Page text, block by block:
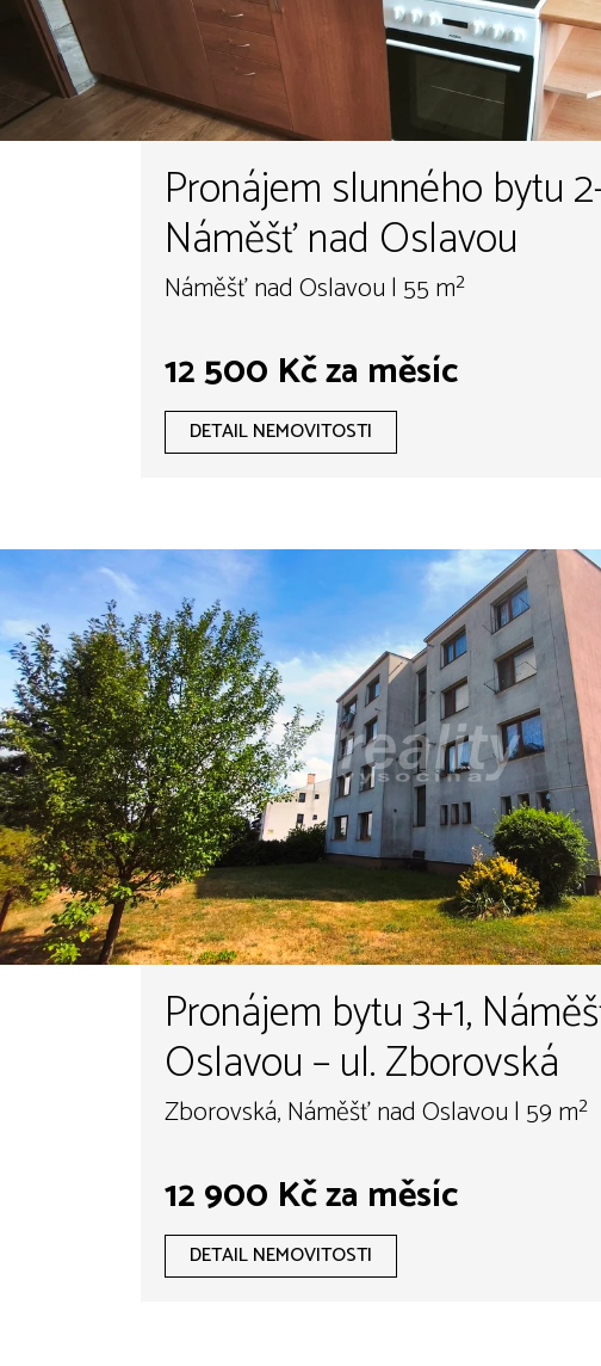
Pronájem slunného bytu
Náměšť nad Oslavou
Náměšť nad Oslavou | 55 m²
12 500 Kč za měsíc
DETAIL NEMOVITOSTI
Pronájem bytu 3+1,
Oslavou – ul. Zborovská
Zborovská, Náměšť nad Oslavou | 59 m²
12 900 Kč za měsíc
DETAIL NEMOVITOSTI